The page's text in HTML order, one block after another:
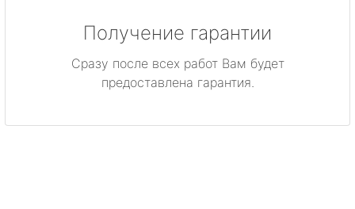
Получение гарантии
Сразу после всех работ Вам будет
предоставлена гарантия.